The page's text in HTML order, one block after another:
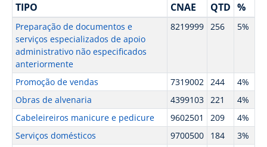
TIPO
CNAE
QTD %
Preparação de documentos e
serviços especializados de apoio
administrativo não especificados
anteriormente
8219999 256 5%
Promoção de vendas 7319002 244
4%
Obras de alvenaria
4399103 221
4%
Cabeleireiros manicure e pedicure
9602501 209
4%
Serviços domésticos
9700500 184
3%